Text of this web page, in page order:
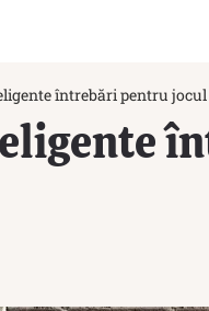
întrebări pentru jocul